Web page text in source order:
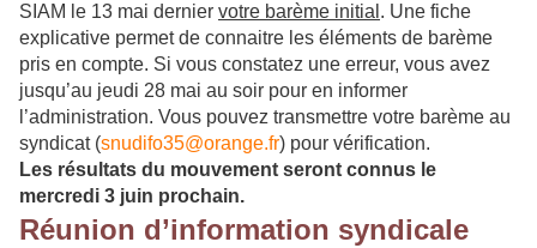
SIAM le 13 mai dernier votre barème initial . Une fiche
explicative permet de connaitre les éléments de barème
pris en compte. Si vous constatez une erreur, vous avez
jusqu’au jeudi 28 mai au soir pour en informer
l’administration. Vous pouvez transmettre votre barème au
syndicat (snudifo35@orange.fr) pour vérification.
Les résultats du mouvement seront connus le
mercredi 3 juin prochain.
Réunion d’information syndicale